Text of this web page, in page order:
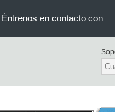
Éntrenos en contacto con